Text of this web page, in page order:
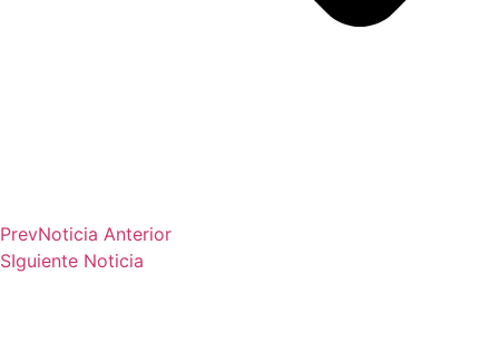
PrevNoticia Anterior
SIguiente Noticia